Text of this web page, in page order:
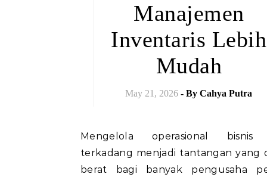
Manajemen
Inventaris Lebih
Mudah
May 21, 2026 - ByCahya Putra
Mengelola operasional bisnis retail
terkadang menjadi tantangan yang
berat bagi banyak pengusaha